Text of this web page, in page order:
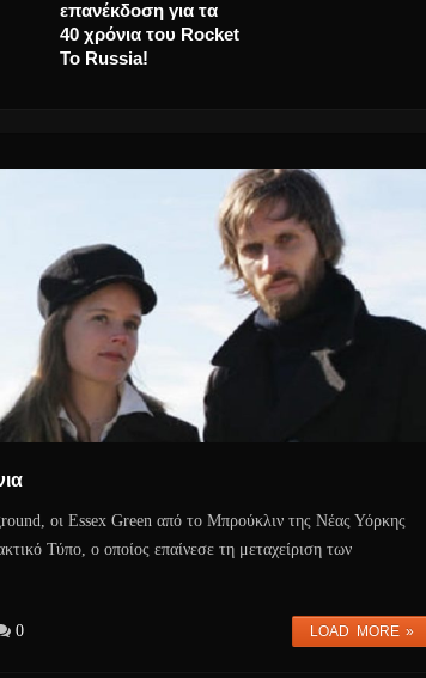
οι Essex Green από το Μπρούκλιν της Νέας Υόρκης
Τύπο, ο οποίος επαίνεσε τη μεταχείριση των
LOAD MORE »
0